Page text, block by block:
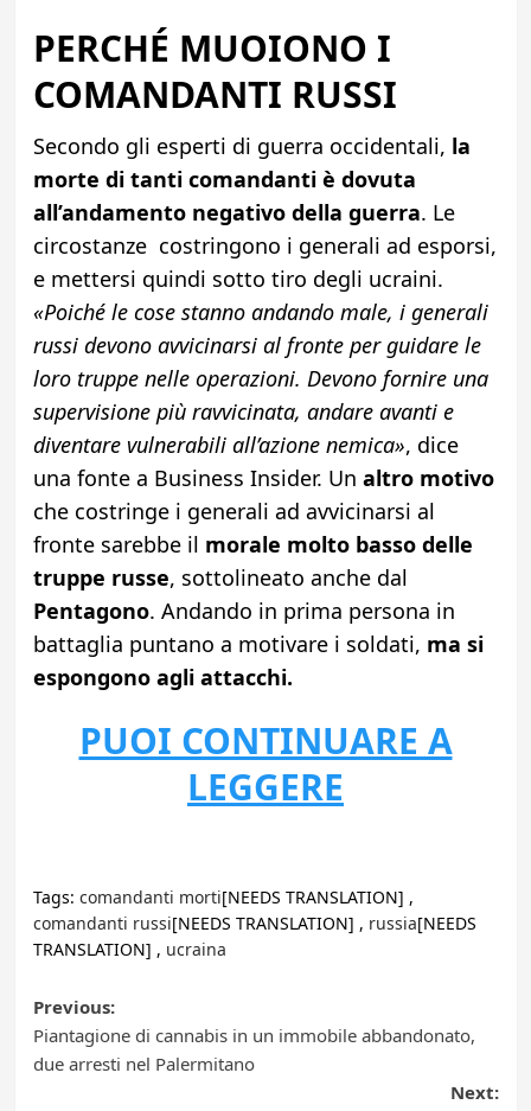
PERCHÉ MUOIONO I
COMANDANTI RUSSI
Secondo gli esperti di guerra occidentali, la
morte di tanti comandanti è dovuta
all’andamento negativo della guerra. Le
circostanze costringono i generali ad esporsi,
e mettersi quindi sotto tiro degli ucraini.
«Poiché le cose stanno andando male, i generali
russi devono avvicinarsi al fronte per guidare le
loro truppe nelle operazioni. Devono fornire una
supervisione più ravvicinata, andare avanti e
diventare vulnerabili all’azione nemica», dice
una fonte a Business Insider. Un altro motivo
che costringe i generali ad avvicinarsi al
fronte sarebbe il morale molto basso delle
truppe russe, sottolineato anche dal
Pentagono. Andando in prima persona in
battaglia puntano a motivare i soldati, ma si
espongono agli attacchi.
PUOI CONTINUARE A
LEGGERE
Tags: comandanti morti[NEEDS TRANSLATION] ,
comandanti russi[NEEDS TRANSLATION] , russia[NEEDS
TRANSLATION] , ucraina
Post
navigation
Previous:
Piantagione di cannabis in un immobile abbandonato,
due arresti nel Palermitano
Next: